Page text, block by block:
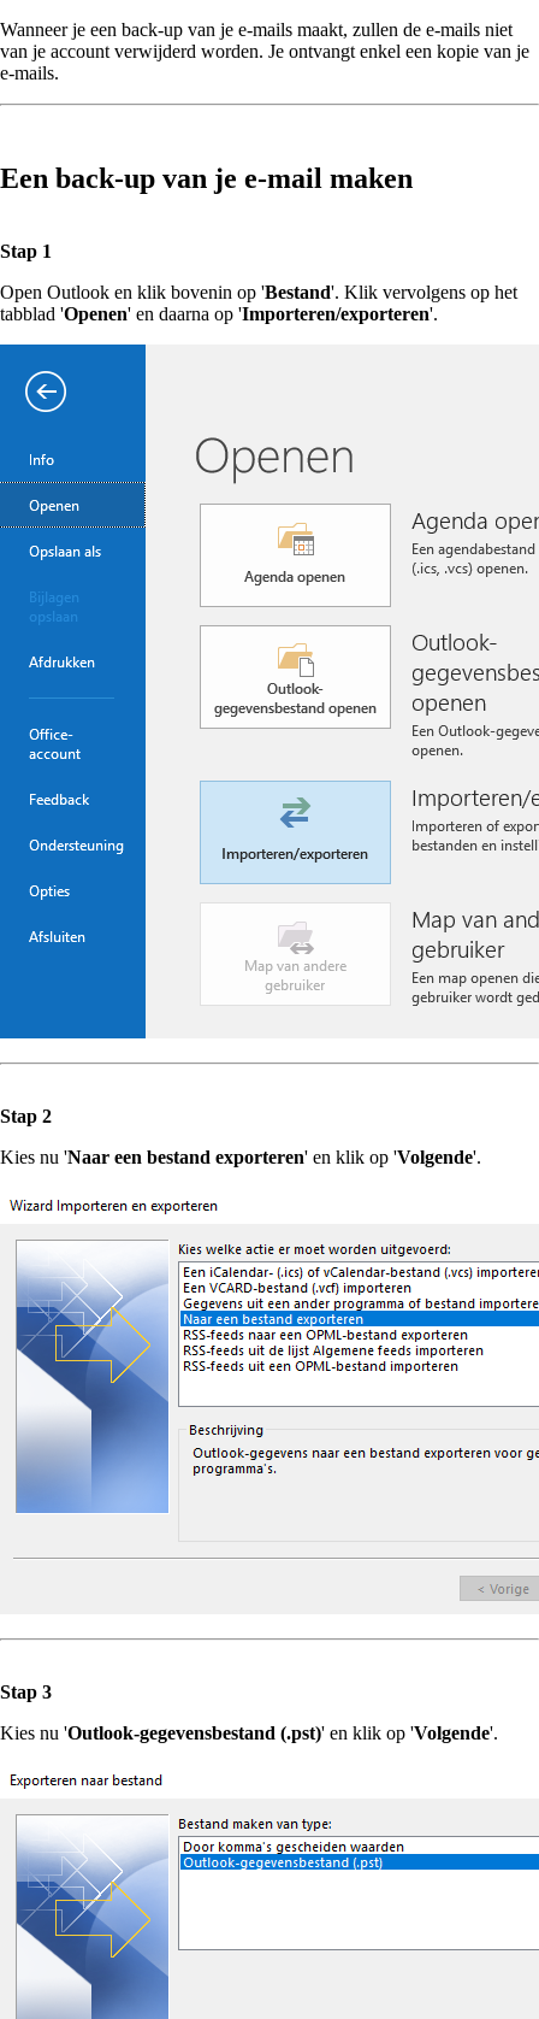
Wanneer je een back-up van je e-mails maakt, zullen de e-mails niet
van je account verwijderd worden. Je ontvangt enkel een kopie van je
e-mails.
Een back-up van je e-mail maken
Stap 1
Open Outlook en klik bovenin op 'Bestand'. Klik vervolgens op het
tabblad 'Openen' en daarna op 'Importeren/exporteren'.
Stap 2
Kies nu 'Naar een bestand exporteren' en klik op 'Volgende'.
Stap 3
Kies nu 'Outlook-gegevensbestand (.pst)' en klik op 'Volgende'.